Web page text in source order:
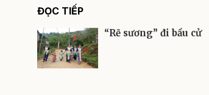
ĐỌC TIẾP
“Rẽ sương” đi bầu cử
Gửi